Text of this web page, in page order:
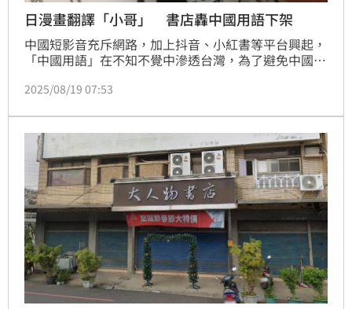
日漫畫翻譯「小哥」 書店轟中國用語下架
中國短影音充斥網路，加上抖音、小紅書等平台興起，
「中國用語」在不知不覺中滲透台灣，為了避免中國用
制中國用語。近日高雄「日閱書局」發文指出一本漫畫
畫。
2025/08/19 07:53